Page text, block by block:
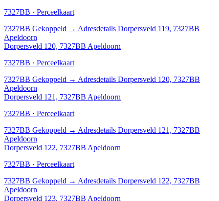
7327BB · Perceelkaart
7327BB Gekoppeld → Adresdetails Dorpersveld 119, 7327BB
Apeldoorn
Dorpersveld 120, 7327BB Apeldoorn
7327BB · Perceelkaart
7327BB Gekoppeld → Adresdetails Dorpersveld 120, 7327BB
Apeldoorn
Dorpersveld 121, 7327BB Apeldoorn
7327BB · Perceelkaart
7327BB Gekoppeld → Adresdetails Dorpersveld 121, 7327BB
Apeldoorn
Dorpersveld 122, 7327BB Apeldoorn
7327BB · Perceelkaart
7327BB Gekoppeld → Adresdetails Dorpersveld 122, 7327BB
Apeldoorn
Dorpersveld 123, 7327BB Apeldoorn